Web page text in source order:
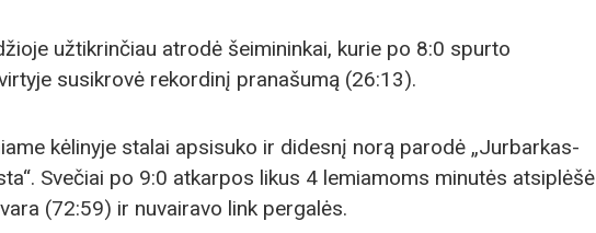
užtikrinčiau atrodė šeimininkai, kurie po 8:0 spurto
susikrovė rekordinį pranašumą (26:13).
kėlinyje stalai apsisuko ir didesnį norą parodė „Jurbarkas-
Svečiai po 9:0 atkarpos likus 4 lemiamoms minutės atsiplėšė
(72:59) ir nuvairavo link pergalės.